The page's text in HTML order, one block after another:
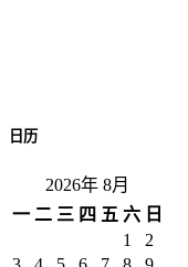
日历
2026年 8月
一 二 三 四 五 六 日
1
2